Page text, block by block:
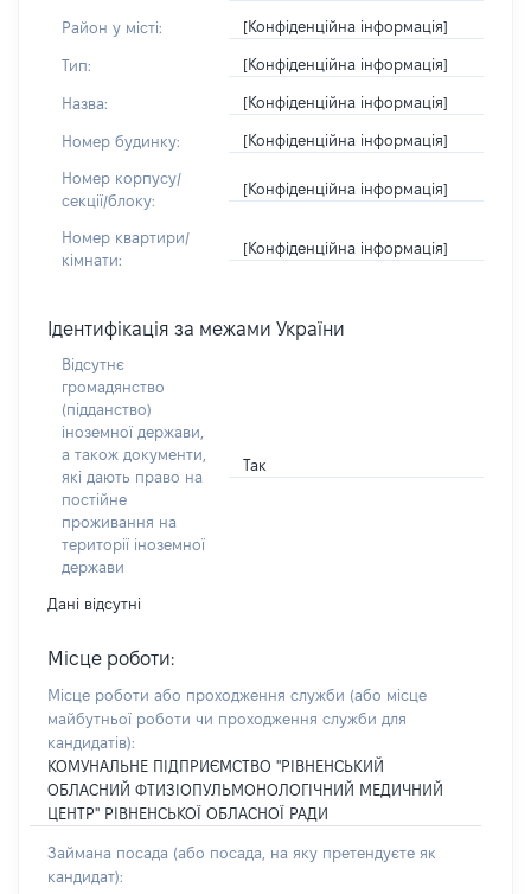
Район у місті: [Конфіденційна інформація]
Тип: [Конфіденційна інформація]
Назва: [Конфіденційна інформація]
Номер будинку: [Конфіденційна інформація]
Номер корпусу/
секції/блоку:
[Конфіденційна інформація]
Номер квартири/
кімнати:
[Конфіденційна інформація]
Ідентифікація за межами України
Відсутнє
громадянство
(підданство)
іноземної держави,
а також документи,
які дають право на
постійне
проживання на
території іноземної
держави
Так
Дані відсутні
Місце роботи:
Місце роботи або проходження служби (або місце
майбутньої роботи чи проходження служби для
кандидатів):
КОМУНАЛЬНЕ ПІДПРИЄМСТВО "РІВНЕНСЬКИЙ
ОБЛАСНИЙ ФТИЗІОПУЛЬМОНОЛОГІЧНИЙ МЕДИЧНИЙ
ЦЕНТР" РІВНЕНСЬКОЇ ОБЛАСНОЇ РАДИ
Займана посада (або посада, на яку претендуєте як
кандидат):